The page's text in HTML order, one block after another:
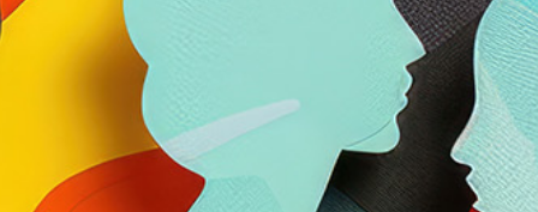
WAKADEMIE
ÜBER UNS